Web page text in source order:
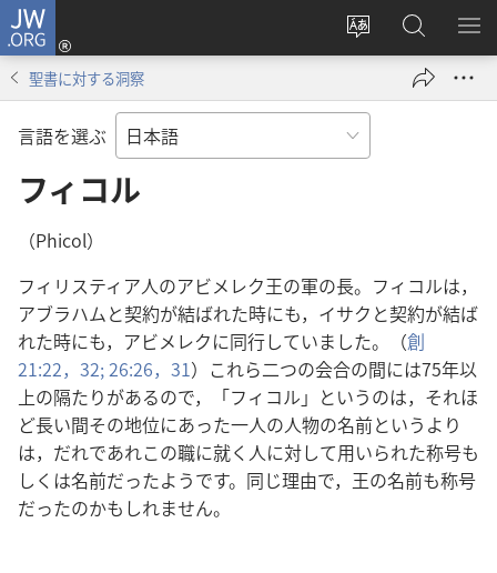
JW.ORG
サ
ト
の
言
る
ロ
グ
ン
し
開
く）
JW.ORG
の
検
メ
を
聖書に対する洞察
言語を選ぶ
フィコル
（Phicol）
フィリスティア人のアビメレク王の軍の長。フィコルは，
アブラハムと契約が結ばれた時にも，イサクと契約が結ば
れた時にも，アビメレクに同行していました。（創
21:22， 32;26:26， 31）これら二つの会合の間には75年以
上の隔たりがあるので，「フィコル」というのは，それほ
ど長い間その地位にあった一人の人物の名前というより
は，だれであれこの職に就く人に対して用いられた称号も
しくは名前だったようです。同じ理由で，王の名前も称号
だったのかもしれません。